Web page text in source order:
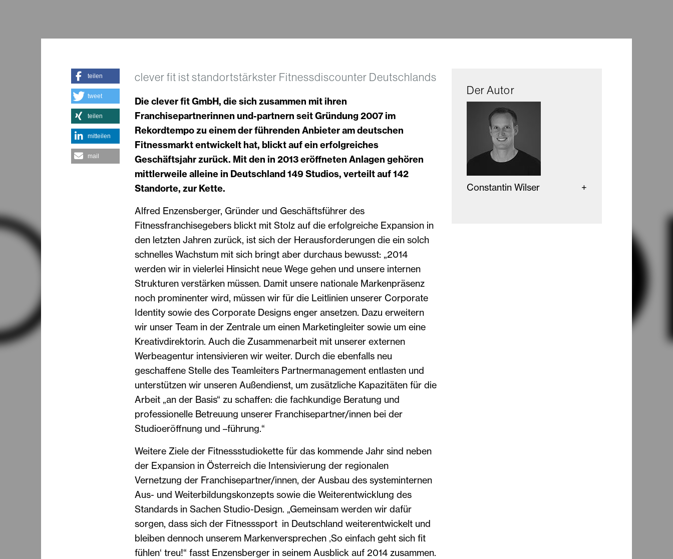
clever fit ist standortstärkster Fitnessdiscounter Deutschlands
Die clever fit GmbH, die sich zusammen mit ihren
Franchisepartnerinnen und-partnern seit Gründung 2007 im
Rekordtempo zu einem der führenden Anbieter am deutschen
Fitnessmarkt entwickelt hat, blickt auf ein erfolgreiches
Geschäftsjahr zurück. Mit den in 2013 eröffneten Anlagen gehören
mittlerweile alleine in Deutschland 149 Studios, verteilt auf 142
Standorte, zur Kette.
Alfred Enzensberger, Gründer und Geschäftsführer des
Fitnessfranchisegebers blickt mit Stolz auf die erfolgreiche Expansion in
den letzten Jahren zurück, ist sich der Herausforderungen die ein solch
schnelles Wachstum mit sich bringt aber durchaus bewusst: „2014
werden wir in vielerlei Hinsicht neue Wege gehen und unsere internen
Strukturen verstärken müssen. Damit unsere nationale Markenpräsenz
noch prominenter wird, müssen wir für die Leitlinien unserer Corporate
Identity sowie des Corporate Designs enger ansetzen. Dazu erweitern
wir unser Team in der Zentrale um einen Marketingleiter sowie um eine
Kreativdirektorin. Auch die Zusammenarbeit mit unserer externen
Werbeagentur intensivieren wir weiter. Durch die ebenfalls neu
geschaffene Stelle des Teamleiters Partnermanagement entlasten und
unterstützen wir unseren Außendienst, um zusätzliche Kapazitäten für die
Arbeit „an der Basis“ zu schaffen: die fachkundige Beratung und
professionelle Betreuung unserer Franchisepartner/innen bei der
Studioeröffnung und –führung.“
Weitere Ziele der Fitnessstudiokette für das kommende Jahr sind neben
der Expansion in Österreich die Intensivierung der regionalen
Vernetzung der Franchisepartner/innen, der Ausbau des systeminternen
Aus- und Weiterbildungskonzepts sowie die Weiterentwicklung des
Standards in Sachen Studio-Design. „Gemeinsam werden wir dafür
sorgen, dass sich der Fitnesssport in Deutschland weiterentwickelt und
bleiben dennoch unserem Markenversprechen ‚So einfach geht sich fit
fühlen‘ treu!“ fasst Enzensberger in seinem Ausblick auf 2014 zusammen.
teilen
tweet
teilen
mitteilen
mail
Der Autor
Constantin Wilser